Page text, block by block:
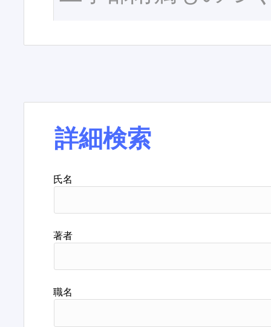
詳細検索
氏名
著者
職名